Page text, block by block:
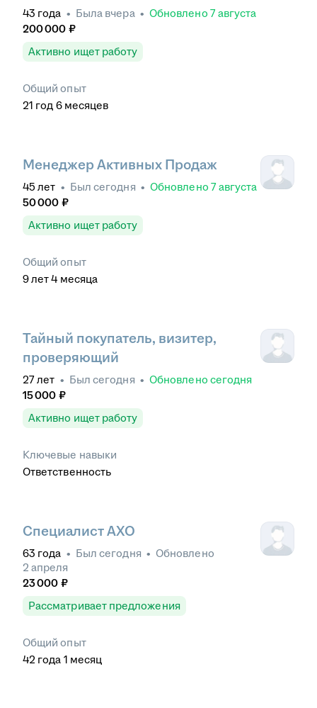
43 года • Была вчера • Обновлено 7 августа
200 000 ₽
Активно ищет работу
Общий опыт
21 год 6 месяцев
Менеджер Активных Продаж
45 лет • Был сегодня • Обновлено 7 августа
50 000 ₽
Активно ищет работу
Общий опыт
9лет 4 месяца
Тайный покупатель, визитер,
проверяющий
27лет • Был сегодня • Обновлено сегодня
15 000 ₽
Активно ищет работу
Ключевые навыки
Ответственность
Специалист АХО
63 года • Был сегодня • Обновлено
2 апреля
23 000 ₽
Рассматривает предложения
Общий опыт
42 года 1 месяц